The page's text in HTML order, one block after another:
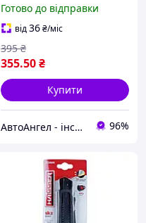
Готово до відправки
від36₴/міс
355.50₴
395 ₴
Купити
АвтоАнгел - інструменти та обладнання для СТО, витратні матеріали, товари для дому та саду 96%